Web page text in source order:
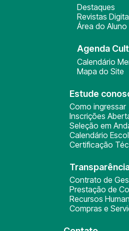
Destaques
Revistas
Área do Aluno
Agenda
Calendário
Mapa do Site
Estude
Como ingressar
Inscrições
Seleção em
Calendário
Certificação
Contrato de
Prestação de
Recursos
Compras e